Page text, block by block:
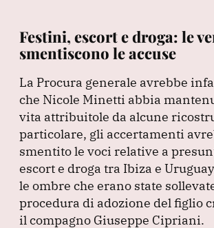
Festini, escort e droga: le
smentiscono le accuse
La Procura generale avrebbe
che Nicole Minetti abbia
vita attribuitole da alcune
particolare, gli accertamenti
smentito le voci relative a
escort e droga tra Ibiza e
le ombre che erano state
procedura di adozione del figlio
il compagno Giuseppe Cipriani.